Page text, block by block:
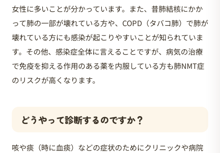
女性に多いことが分かっています。また、昔肺結核にかか
って肺の一部が壊れている方や、COPD（タバコ肺）で肺が
壊れている方にも感染が起こりやすいことが知られていま
す。その他、感染症全体に言えることですが、病気の治療
で免疫を抑える作用のある薬を内服している方も肺NMT症
のリスクが高くなります。
どうやって診断するのですか？
咳や痰（時に血痰）などの症状のためにクリニックや病院